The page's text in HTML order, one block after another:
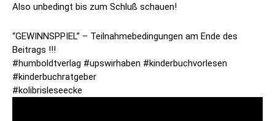
Also unbedingt bis zum Schluß schauen!
“GEWINNSPPIEL” – Teilnahmebedingungen am Ende des
Beitrags !!!
#humboldtverlag #upswirhaben #kinderbuchvorlesen
#kinderbuchratgeber
#kolibrisleseecke